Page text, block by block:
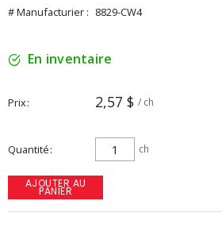
# Manufacturier : 8829-CW4
En inventaire
Prix 2,57 $ / ch
Quantité ch
AJOUTER AU
PANIER